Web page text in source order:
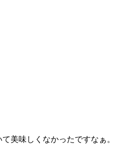
美味しくなかったですなぁ。